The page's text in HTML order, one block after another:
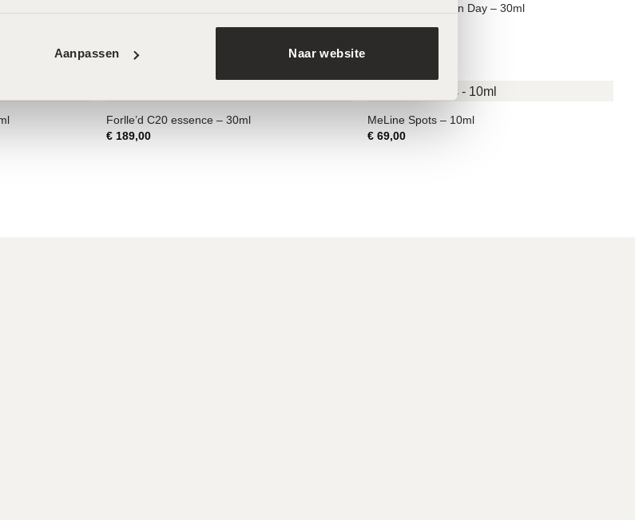
Aanpassen Naar website
MeLine Ethnic Skin Day – 30ml
€47,50
Forlle’d C20 essence – 30ml
€189,00
MeLine Spots – 10ml
€ 69,00